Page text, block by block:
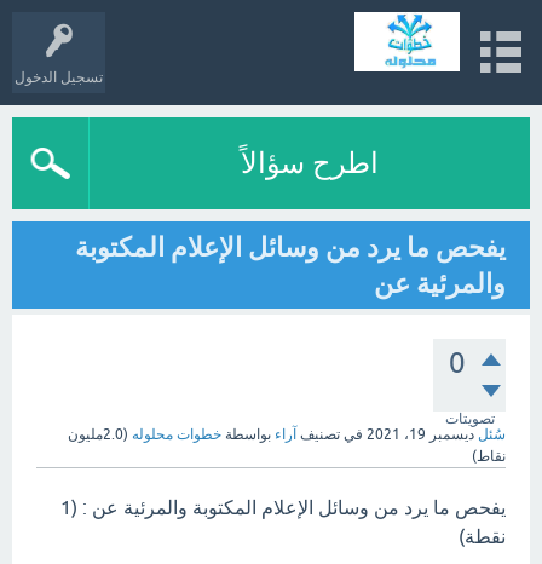
تسجيل الدخول
اطرح سؤالاً
يفحص ما يرد من وسائل الإعلام المكتوبة
والمرئية عن
0
تصويتات
سُئل ديسمبر 19، 2021 في تصنيف آراء بواسطة خطوات محلوله (2.0مليون
نقاط)
يفحص ما يرد من وسائل الإعلام المكتوبة والمرئية عن : (1
نقطة)